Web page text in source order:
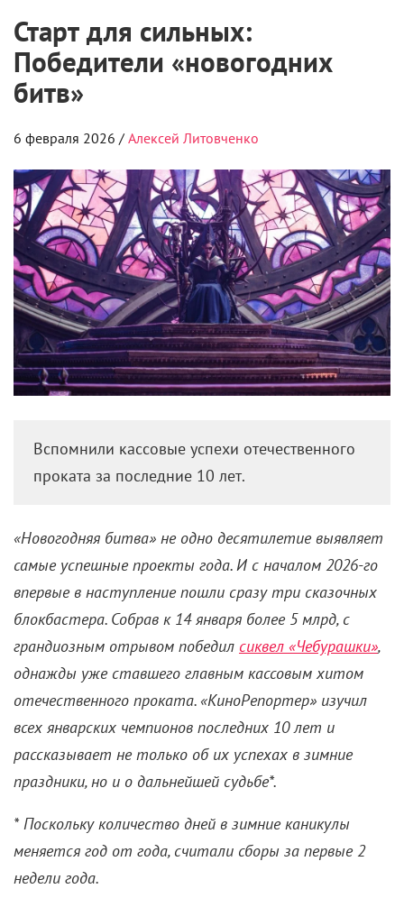
Старт для сильных:
Победители «новогодних
битв»
6 февраля 2026 / Алексей Литовченко
Вспомнили кассовые успехи отечественного
проката за последние 10 лет.
«Новогодняя битва» не одно десятилетие выявляет
самые успешные проекты года. И с началом 2026-го
впервые в наступление пошли сразу три сказочных
блокбастера. Собрав к 14 января более 5 млрд, с
грандиозным отрывом победил сиквел «Чебурашки»,
однажды уже ставшего главным кассовым хитом
отечественного проката. «КиноРепортер» изучил
всех январских чемпионов последних 10 лет и
рассказывает не только об их успехах в зимние
праздники, но и о дальнейшей судьбе*.
* Поскольку количество дней в зимние каникулы
меняется год от года, считали сборы за первые 2
недели года.